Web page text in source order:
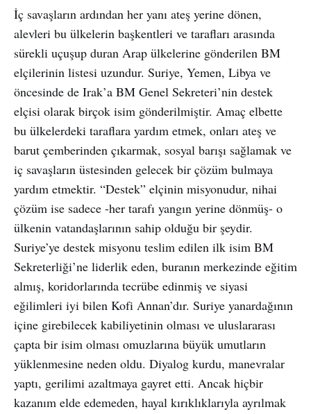
İç savaşların ardından her yanı ateş yerine dönen,
alevleri bu ülkelerin başkentleri ve tarafları arasında
sürekli uçuşup duran Arap ülkelerine gönderilen BM
elçilerinin listesi uzundur. Suriye, Yemen, Libya ve
öncesinde de Irak’a BM Genel Sekreteri’nin destek
elçisi olarak birçok isim gönderilmiştir. Amaç elbette
bu ülkelerdeki taraflara yardım etmek, onları ateş ve
barut çemberinden çıkarmak, sosyal barışı sağlamak ve
iç savaşların üstesinden gelecek bir çözüm bulmaya
yardım etmektir. “Destek” elçinin misyonudur, nihai
çözüm ise sadece -her tarafı yangın yerine dönmüş- o
ülkenin vatandaşlarının sahip olduğu bir şeydir.
Suriye’ye destek misyonu teslim edilen ilk isim BM
Sekreterliği’ne liderlik eden, buranın merkezinde eğitim
almış, koridorlarında tecrübe edinmiş ve siyasi
eğilimleri iyi bilen Kofi Annan’dır. Suriye yanardağının
içine girebilecek kabiliyetinin olması ve uluslararası
çapta bir isim olması omuzlarına büyük umutların
yüklenmesine neden oldu. Diyalog kurdu, manevralar
yaptı, gerilimi azaltmaya gayret etti. Ancak hiçbir
kazanım elde edemeden, hayal kırıklıklarıyla ayrılmak